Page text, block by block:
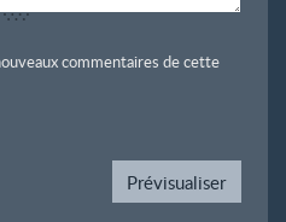
commentaires de cette